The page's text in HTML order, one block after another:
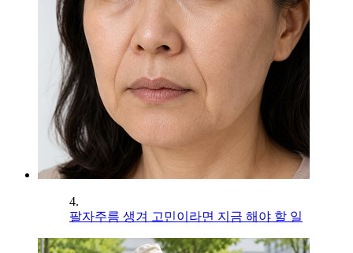
4.
팔자주름 생겨 고민이라면 지금 해야 할 일